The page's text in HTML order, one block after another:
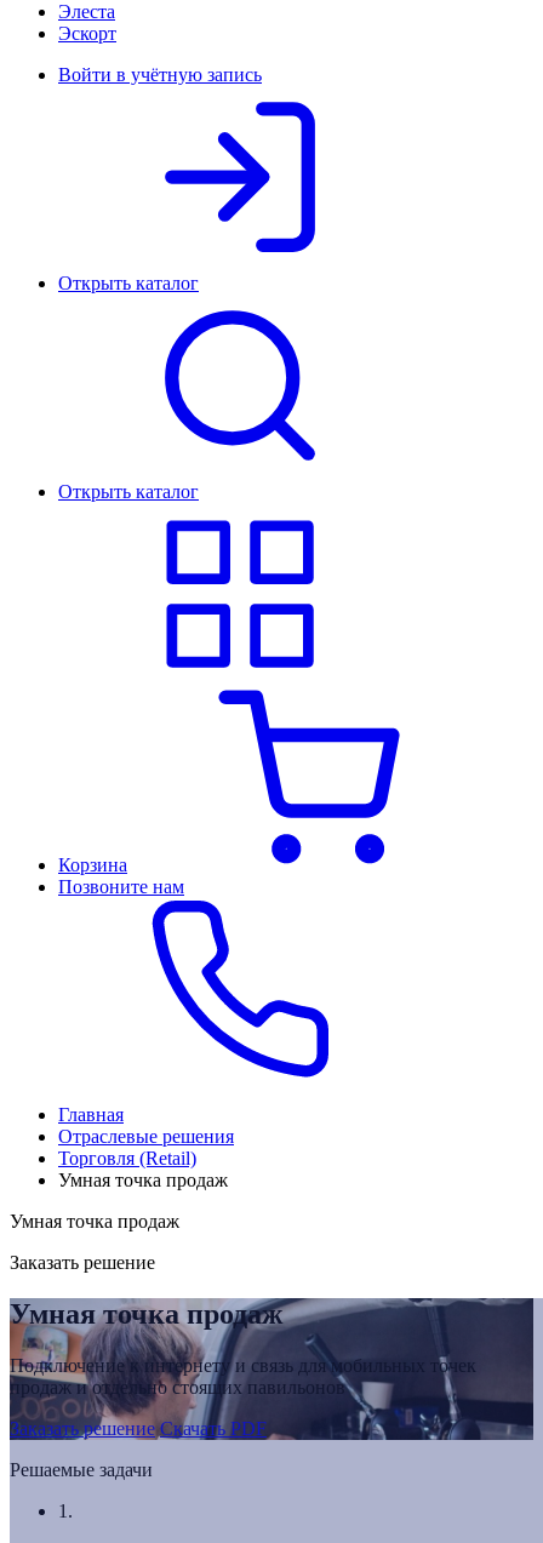
Элеста
Эскорт
Войти в учётную запись
Открыть каталог
Открыть каталог
Корзина
Позвоните нам
Главная
Отраслевые решения
Торговля (Retail)
Умная точка продаж
Умная точка продаж
Заказать решение
Умная точка продаж
Подключение к интернету и связь для мобильных точек
продаж и отдельно стоящих павильонов
Заказать решение Скачать PDF
Решаемые задачи
1.